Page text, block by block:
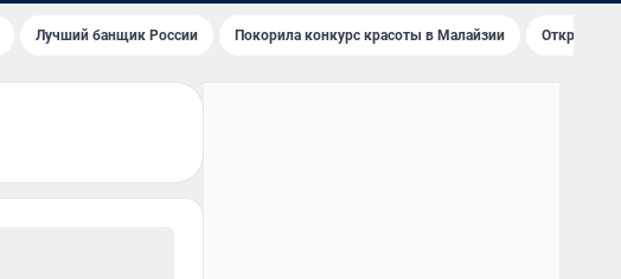
Лучший банщик России Покорила конкурс красоты в Малайзии Открыл